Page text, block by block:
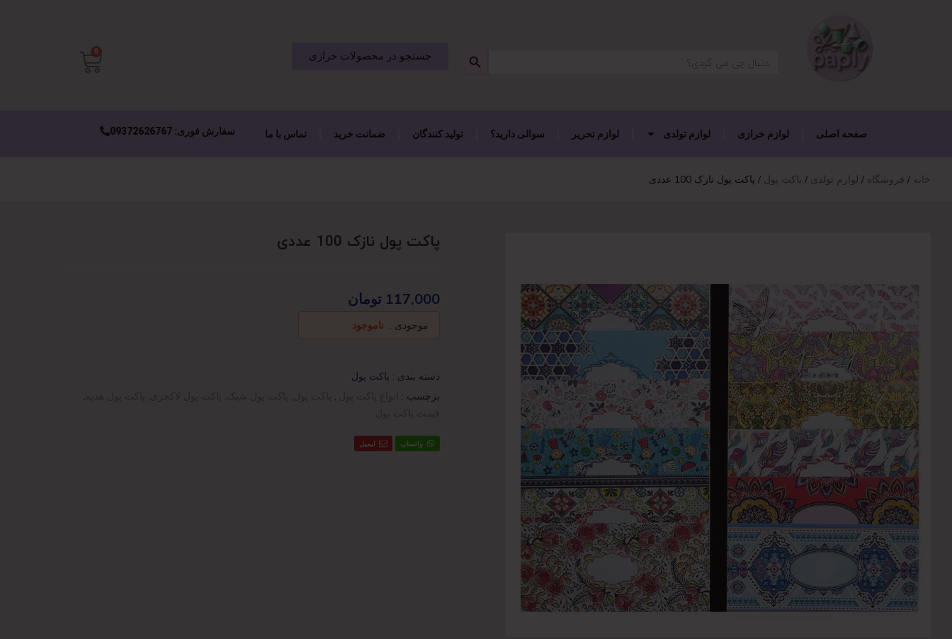
برای:
جستجو در محصولات خرازی 0
صفحه اصلی لوازم خرازی لوازم تولدی لوازم تحریر سوالی دارید؟ تولید کنندگان ضمانت خرید تماس با ما سفارش فوری: 09372626767
خانه فروشگاه لوازم تولدی پاکت پول پاکت پول نازک 100 عددی
پاکت پول نازک 100 عددی
117,000 تومان
موجودی : ناموجود
دسته بندی : پاکت پول
برچسب :
,
,
,
,
,
واتساپ ایمیل